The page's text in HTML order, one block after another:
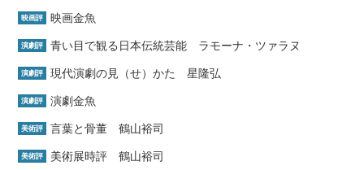
映画評 映画金魚
演劇評 青い目で観る日本伝統芸能 ラモーナ・ツァラヌ
演劇評 現代演劇の見（せ）かた 星隆弘
演劇評 演劇金魚
美術評 言葉と骨董 鶴山裕司
美術評 美術展時評 鶴山裕司